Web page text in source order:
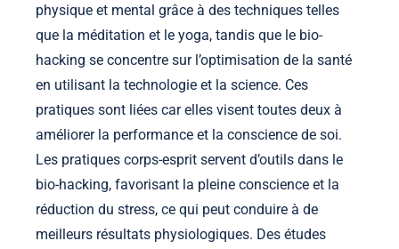
physique et mental grâce à des techniques telles
que la méditation et le yoga, tandis que le bio-
hacking se concentre sur l’optimisation de la santé
en utilisant la technologie et la science. Ces
pratiques sont liées car elles visent toutes deux à
améliorer la performance et la conscience de soi.
Les pratiques corps-esprit servent d’outils dans le
bio-hacking, favorisant la pleine conscience et la
réduction du stress, ce qui peut conduire à de
meilleurs résultats physiologiques. Des études